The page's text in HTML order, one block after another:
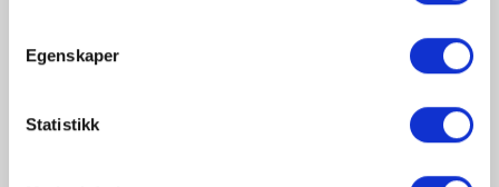
Egenskaper
Statistikk